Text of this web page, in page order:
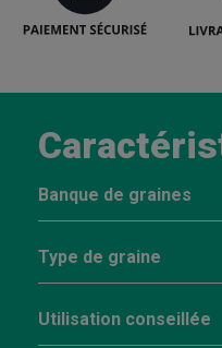
Banque de graines
Type de graine
Utilisation conseillée